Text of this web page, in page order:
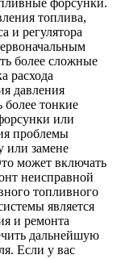
форсунки.
топлива,
и регулятора
более сложные
расхода
давления
тонкие
или
проблемы
или замене
может включать
неисправной
топливного
является
и ремонта
дальнейшую
Если у вас